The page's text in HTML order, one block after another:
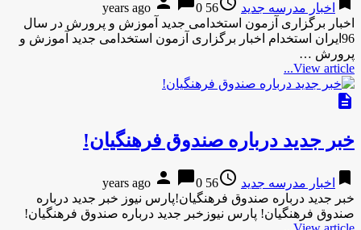
اخبار مدرسه جدید 56 years ago
0
اخبار برگزاری آزمون استخدامی جدید آموزش و پرورش در سال
96ایران استخدام اخبار برگزاری آزمون استخدامی جدید آموزش و
پرورش …
View article...
description
خبر جدید درباره صندوق فرهنگیان!
bookmark اخبار مدرسه جدید access_time
56 years ago
person chat_bubble0
خبر جدید درباره صندوق فرهنگیان!پارس نیوز خبر جدید درباره
صندوق فرهنگیان! پارس نیوزخبر جدید درباره صندوق فرهنگیان!